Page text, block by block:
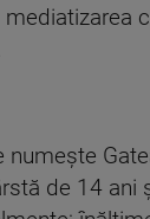
numeşte
de 14 ani